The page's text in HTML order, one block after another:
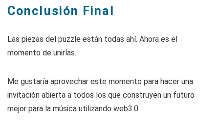
Conclusión Final
Las piezas del puzzle están todas ahí. Ahora es el
momento de unirlas.
Me gustaría aprovechar este momento para hacer una
invitación abierta a todos los que construyen un futuro
mejor para la música utilizando web3.0.